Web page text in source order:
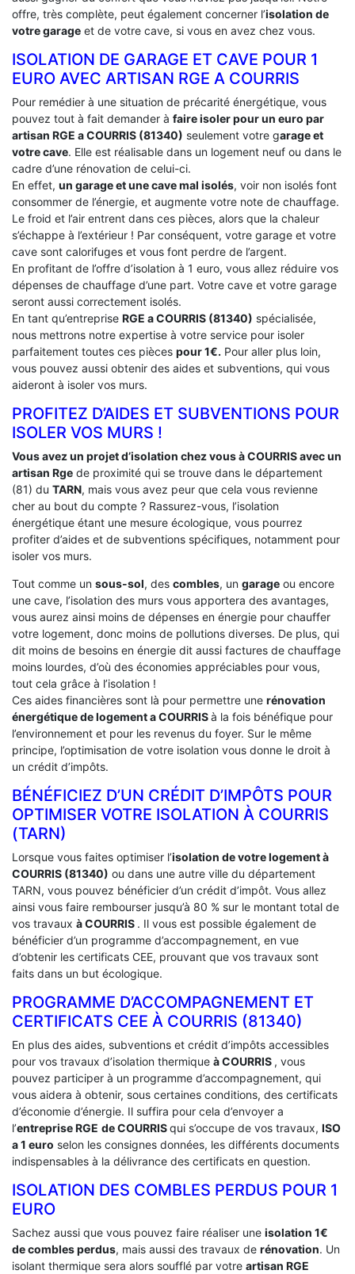
offre, très complète, peut également concerner l’isolation de
votre garage et de votre cave, si vous en avez chez vous.
ISOLATION DE GARAGE ET CAVE POUR 1
EURO AVEC ARTISAN RGE A COURRIS
Pour remédier à une situation de précarité énergétique, vous
pouvez tout à fait demander à faire isoler pour un euro par
artisan RGE a COURRIS (81340) seulement votre garage et
votre cave. Elle est réalisable dans un logement neuf ou dans le
cadre d’une rénovation de celui-ci.
En effet, un garage et une cave mal isolés, voir non isolés font
consommer de l’énergie, et augmente votre note de chauffage.
Le froid et l’air entrent dans ces pièces, alors que la chaleur
s’échappe à l’extérieur ! Par conséquent, votre garage et votre
cave sont calorifuges et vous font perdre de l’argent.
En profitant de l’offre d’isolation à 1 euro, vous allez réduire vos
dépenses de chauffage d’une part. Votre cave et votre garage
seront aussi correctement isolés.
En tant qu’entreprise RGE a COURRIS (81340) spécialisée,
nous mettrons notre expertise à votre service pour isoler
parfaitement toutes ces pièces pour 1€. Pour aller plus loin,
vous pouvez aussi obtenir des aides et subventions, qui vous
aideront à isoler vos murs.
PROFITEZ D’AIDES ET SUBVENTIONS POUR
ISOLER VOS MURS !
Vous avez un projet d’isolation chez vous à COURRIS avec un
artisan Rge de proximité qui se trouve dans le département
(81) du TARN, mais vous avez peur que cela vous revienne
cher au bout du compte ? Rassurez-vous, l’isolation
énergétique étant une mesure écologique, vous pourrez
profiter d’aides et de subventions spécifiques, notamment pour
isoler vos murs.
Tout comme un sous-sol, des combles, un garage ou encore
une cave, l’isolation des murs vous apportera des avantages,
vous aurez ainsi moins de dépenses en énergie pour chauffer
votre logement, donc moins de pollutions diverses. De plus, qui
dit moins de besoins en énergie dit aussi factures de chauffage
moins lourdes, d’où des économies appréciables pour vous,
tout cela grâce à l’isolation !
Ces aides financières sont là pour permettre une rénovation
énergétique de logement aCOURRISà la fois bénéfique pour
l’environnement et pour les revenus du foyer. Sur le même
principe, l’optimisation de votre isolation vous donne le droit à
un crédit d’impôts.
BÉNÉFICIEZ D’UN CRÉDIT D’IMPÔTS POUR
OPTIMISER VOTRE ISOLATION À ‎COURRIS
(TARN)
Lorsque vous faites optimiser l’isolation de votre logement à
COURRIS (81340) ou dans une autre ville du département
TARN, vous pouvez bénéficier d’un crédit d’impôt. Vous allez
ainsi vous faire rembourser jusqu’à 80 % sur le montant total de
vos travaux à COURRIS . Il vous est possible également de
bénéficier d’un programme d’accompagnement, en vue
d’obtenir les certificats CEE, prouvant que vos travaux sont
faits dans un but écologique.
PROGRAMME D’ACCOMPAGNEMENT ET
CERTIFICATS CEE À ‎COURRIS (81340)
En plus des aides, subventions et crédit d’impôts accessibles
pour vos travaux d’isolation thermique à COURRIS , vous
pouvez participer à un programme d’accompagnement, qui
vous aidera à obtenir, sous certaines conditions, des certificats
d’économie d’énergie. Il suffira pour cela d’envoyer a
l’entreprise RGE de COURRISqui s’occupe de vos travaux, ISO
a 1 euro selon les consignes données, les différents documents
indispensables à la délivrance des certificats en question.
ISOLATION DES COMBLES PERDUS POUR 1
EURO
Sachez aussi que vous pouvez faire réaliser une isolation 1€
de combles perdus, mais aussi des travaux de rénovation. Un
isolant thermique sera alors soufflé par votre artisan RGE